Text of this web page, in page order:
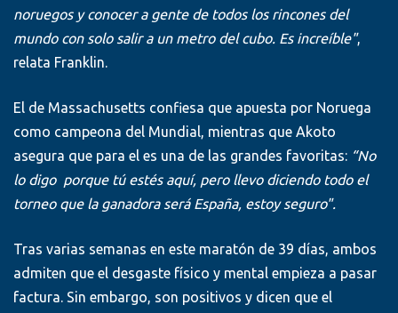
noruegos y conocer a gente de todos los rincones del
mundo con solo salir a un metro del cubo. Es increíble",
relata Franklin.
El de Massachusetts confiesa que apuesta por Noruega
como campeona del Mundial, mientras que Akoto
asegura que para el es una de las grandes favoritas: “No
lo digo porque tú estés aquí, pero llevo diciendo todo el
torneo que la ganadora será España, estoy seguro".
Tras varias semanas en este maratón de 39 días, ambos
admiten que el desgaste físico y mental empieza a pasar
factura. Sin embargo, son positivos y dicen que el